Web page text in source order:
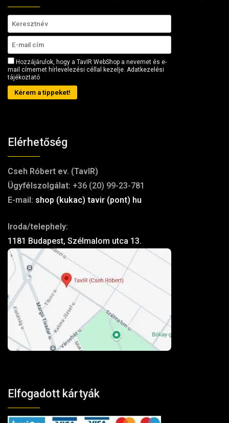
Hozzájárulok, hogy a TavIR WebShop a nevemet és e-
mail címemet hírlevelezési céllal kezelje. Adatkezelési
tájékoztató
Kérem a tippeket!
Elérhetőség
Cseh Róbert ev. (TavIR)
Ügyfélszolgálat: +36 (20) 99-23-781
E-mail: shop (kukac) tavir (pont) hu
Iroda/telephely:
1181 Budapest, Szélmalom utca 13.
Elfogadott kártyák